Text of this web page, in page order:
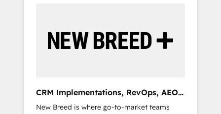
by Globalia’s technical development team. -
19 HubSpot-certified trainers to drive
deployment of Breeze AI and custom agents
to automate growth. 🏆 Elite Excellence - 8
CRM Implementations, RevOps, AEO
+ Web, Demand Gen
New Breed is where go-to-market teams